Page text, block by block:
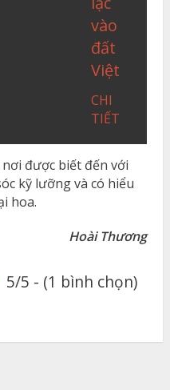
vào
đất
Việt
CHI
TIẾT
được biết đến với
kỹ lưỡng và có hiểu
hoa.
Hoài Thương
5/5 - (1 bình chọn)